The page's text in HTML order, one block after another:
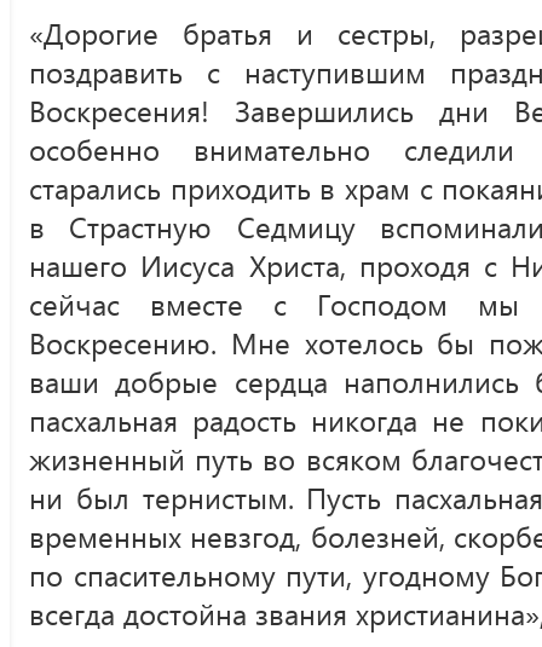
«Дорогие братья и сестры,
поздравить с наступившим
Воскресения! Завершились дни
особенно внимательно
старались приходить в храм с
в Страстную Седмицу
нашего Иисуса Христа, проходя с
сейчас вместе с Господом мы
Воскресению. Мне хотелось бы
ваши добрые сердца наполнились
пасхальная радость никогда не
жизненный путь во всяком
ни был тернистым. Пусть
временных невзгод, болезней,
по спасительному пути, угодному
всегда достойна звания